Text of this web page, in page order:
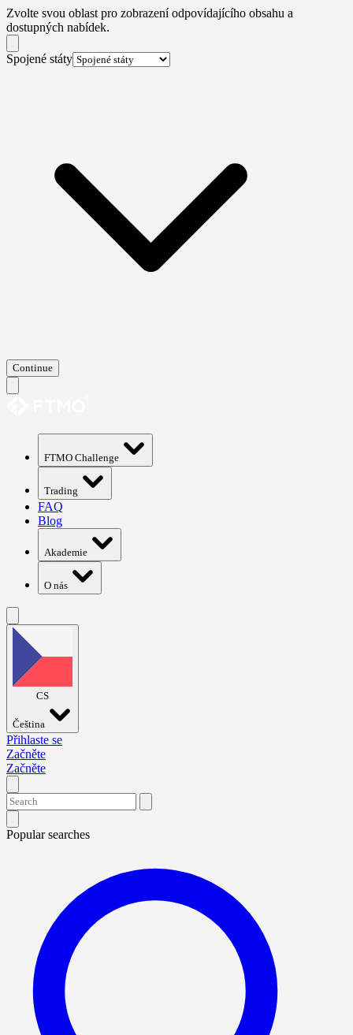
Zvolte svou oblast pro zobrazení odpovídajícího obsahu a
dostupných nabídek.
Spojené státy
Continue
FTMO Challenge
Trading
FAQ
Blog
Akademie
O nás
CS
Čeština
Přihlaste se
Začněte
Začněte
Popular searches